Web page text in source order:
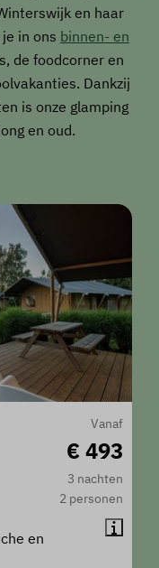
en haar
in ons binnen- en
de foodcorner en
Dankzij
is onze glamping
en oud.
Vanaf
€ 493
3 nachten
2 personen
en